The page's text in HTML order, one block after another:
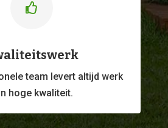

team levert altijd werk
hoge kwaliteit.